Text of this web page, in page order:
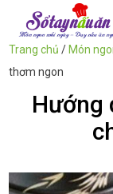
Trang chủ / Món
thơm ngon
Hướng